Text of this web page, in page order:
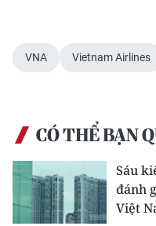
Chuyên trang TP. Hồ
CHUYÊN ĐỀ
CÁC CHUYÊN TRANG
VNA Vietnam Airlines
CÓ THỂ BẠN
Sáu
đánh
Việt